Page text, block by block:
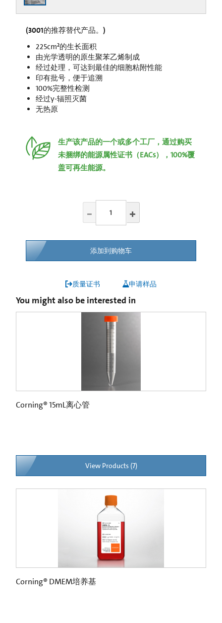
(3001的推荐替代产品。)
225cm²的生长面积
由光学透明的原生聚苯乙烯制成
经过处理，可达到最佳的细胞粘附性能
印有批号，便于追溯
100%完整性检测
经过γ-辐照灭菌
无热原
生产该产品的一个或多个工厂，通过购买
未捆绑的能源属性证书（EACs），100%覆
盖可再生能源。
添加到购物车
质量证书 申请样品
You might also be interested in
Corning® 15mL离心管
View Products (7)
Corning® DMEM培养基